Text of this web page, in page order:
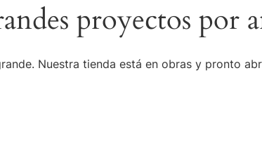
proyectos por
Nuestra tienda está en obras y pronto